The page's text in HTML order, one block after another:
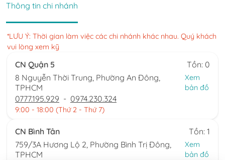
Thông tin chi nhánh
*LƯU Ý: Thời gian làm việc các chi nhánh khác nhau. Quý khách
vui lòng xem kỹ
CN Quận 5
Tồn: 0
8 Nguyễn Thời Trung, Phường An Đông,
TPHCM
Xem
bản đồ
0777.195.929 - 0974.230.324
9:00 - 18:00 (Thứ 2 - Thứ 7)
CN Bình Tân
Tồn: 1
759/3A Hương Lộ 2, Phường Bình Trị Đông,
TPHCM
Xem
bản đồ